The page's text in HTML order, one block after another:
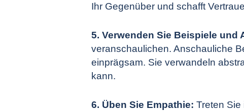
Ihr Gegenüber und schafft
5. Verwenden Sie Beispiele und
veranschaulichen. Anschauliche
einprägsam. Sie verwandeln
kann.
6. Üben Sie Empathie: Treten